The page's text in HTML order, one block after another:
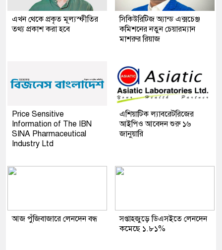
এখন থেকে প্রকৃত মূল্যস্ফীতির
তথ্য প্রকাশ করা হবে
সিকিউরিটিজ অ্যান্ড এক্সচেঞ্জ
কমিশনের নতুন চেয়ারম্যান
মাশরুর রিয়াজ
Price Sensitive
Information of The IBN
SINA Pharmaceutical
Industry Ltd
এশিয়াটিক ল্যাবরেটরিজের
আইপিও আবেদন শুরু ১৬
জানুয়ারি
আজ পুঁজিবাজারে লেনদেন বন্ধ
সপ্তাহজুড়ে ডিএসইতে লেনদেন
কমেছে ১.৮১%